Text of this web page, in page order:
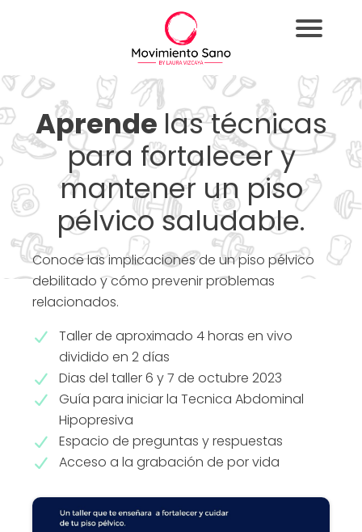
Aprende las técnicas
para fortalecer y
mantener un piso
pélvico saludable.
Conoce las implicaciones de un piso pélvico
debilitado y cómo prevenir problemas
relacionados.
Taller de aproximado 4 horas en vivo
dividido en 2 días
Dias del taller 6 y 7 de octubre 2023
Guía para iniciar la Tecnica Abdominal
Hipopresiva
Espacio de preguntas y respuestas
Acceso a la grabación de por vida